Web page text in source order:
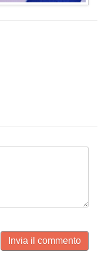
Invia il commento